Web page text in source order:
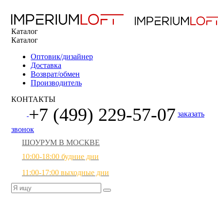
Каталог
Каталог
Оптовик/дизайнер
Доставка
Возврат/обмен
Производитель
КОНТАКТЫ
+7 (499) 229-57-07 заказать
звонок
ШОУРУМ В МОСКВЕ
10:00-18:00 будние дни
11:00-17:00 выходные дни